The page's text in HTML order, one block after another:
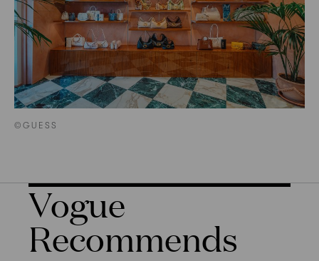
©GUESS
Vogue
Recommends